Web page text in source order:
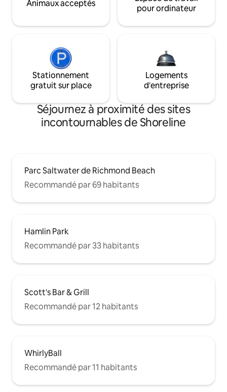
Animaux acceptés
pour ordinateur
Stationnement
gratuit sur place
Logements
d'entreprise
Séjournez à proximité des sites
incontournables de Shoreline
Parc Saltwater de Richmond Beach
Recommandé par 69 habitants
Hamlin Park
Recommandé par 33 habitants
Scott's Bar & Grill
Recommandé par 12 habitants
WhirlyBall
Recommandé par 11 habitants